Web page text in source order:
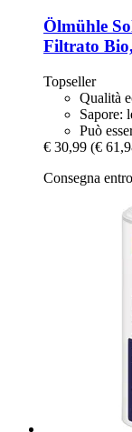
Ölmühle
Filtrato
Topseller
Qualità
Sapore:
Può
€ 30,99 (€
Consegna